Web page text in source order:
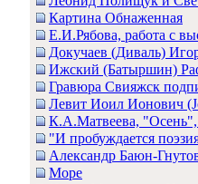
Картина Обнаженная
Е.И.Рябова, работа с
Докучаев (Диваль)
Ижский (Батыршин)
Гравюра Свияжск
Левит Иоил Ионович
К.А.Матвеева, "Осень",
"И пробуждается
Александр Баюн-
Море